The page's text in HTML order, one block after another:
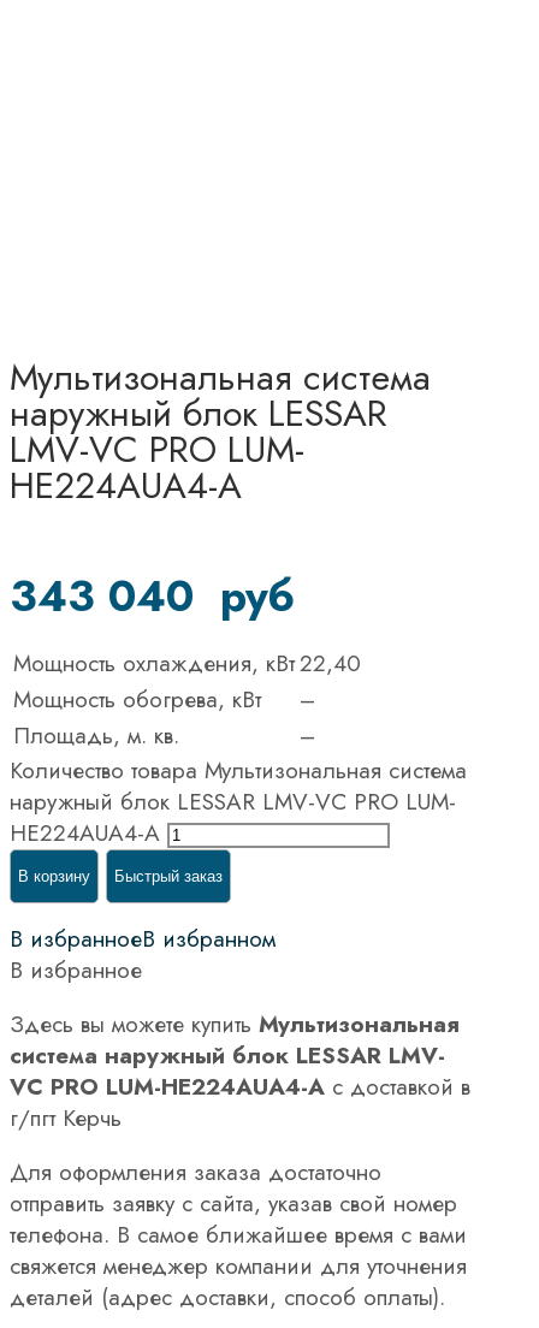
Мультизональная система
наружный блок LESSAR
LMV-VC PRO LUM-
HE224AUA4-A
343 040 руб
Мощность охлаждения, кВт22,40
Мощность обогрева, кВт
–
Площадь, м. кв.
–
Количество товара Мультизональная система
наружный блок LESSAR LMV-VC PRO LUM-
HE224AUA4-A
В корзину Быстрый заказ
В избранноеВ избранном
В избранное
Здесь вы можете купить Мультизональная
система наружный блок LESSAR LMV-
VC PRO LUM-HE224AUA4-A с доставкой в
г/пгт Керчь
Для оформления заказа достаточно
отправить заявку с сайта, указав свой номер
телефона. В самое ближайшее время с вами
свяжется менеджер компании для уточнения
деталей (адрес доставки, способ оплаты).